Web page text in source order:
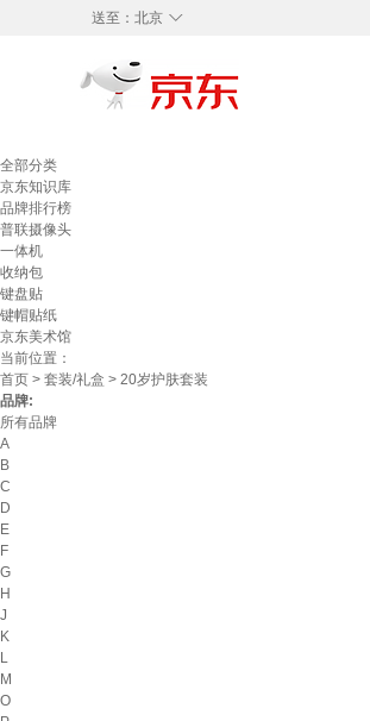
◇
送至： 北京
全部分类
京东知识库
品牌排行榜
普联摄像头
一体机
收纳包
键盘贴
键帽贴纸
京东美术馆
当前位置：
首页 > 套装/礼盒 > 20岁护肤套装
品牌:
所有品牌
A
B
C
D
E
F
G
H
J
K
L
M
O